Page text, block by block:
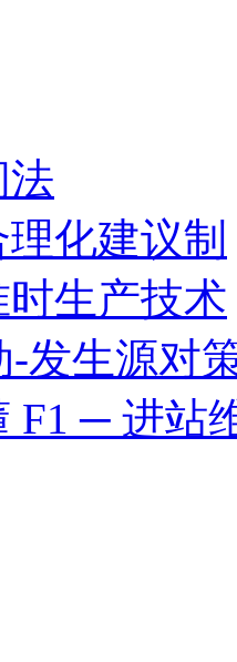
法
化建议制
生产技术
-发生源对
F1 ─ 进站